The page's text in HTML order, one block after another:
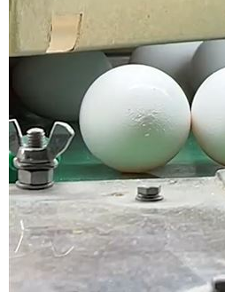
斷交國200萬磅蝦遭我友邦封殺
新北待售餘屋萬8戶 永和竟只
為5億商機翻臉 肥大叔插刀：
杜金龍點名：「這檔權值股」
額頭冒出痘痘 女手癢猛摳竟成
台灣彩券開獎直播中 20:31
LIVE三立+24小時直播 15:27